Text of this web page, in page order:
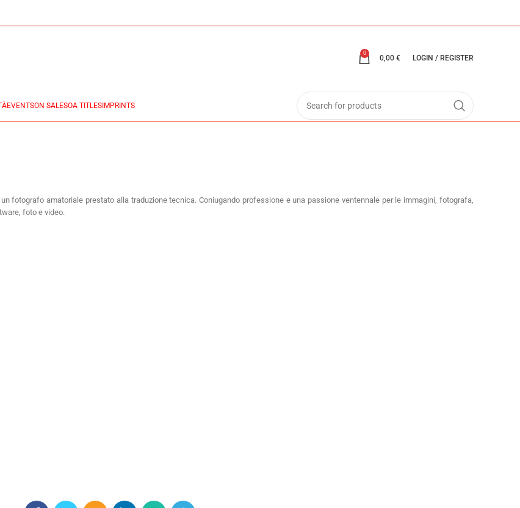
0
0,00 € LOGIN / REGISTER
EVENTSON SALESOA TITLES IMPRINTS
fotografo amatoriale prestato alla traduzione tecnica. Coniugando professione e una passione ventennale per le immagini, fotografa,
foto e video.